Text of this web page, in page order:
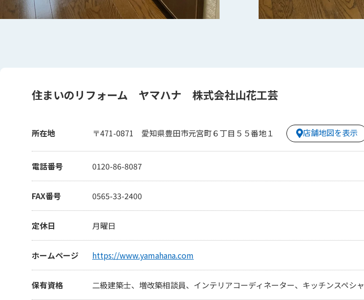
住まいのリフォーム ヤマハナ 株式会社山花工芸
所在地 〒471-0871 愛知県豊田市元宮町６丁目５５番地１ 店舗地図を表示
電話番号 0120-86-8087
FAX番号 0565-33-2400
定休日 月曜日
ホームページ https://www.yamahana.com
保有資格 二級建築士、増改築相談員、インテリアコーディネーター、キッチンスペシ